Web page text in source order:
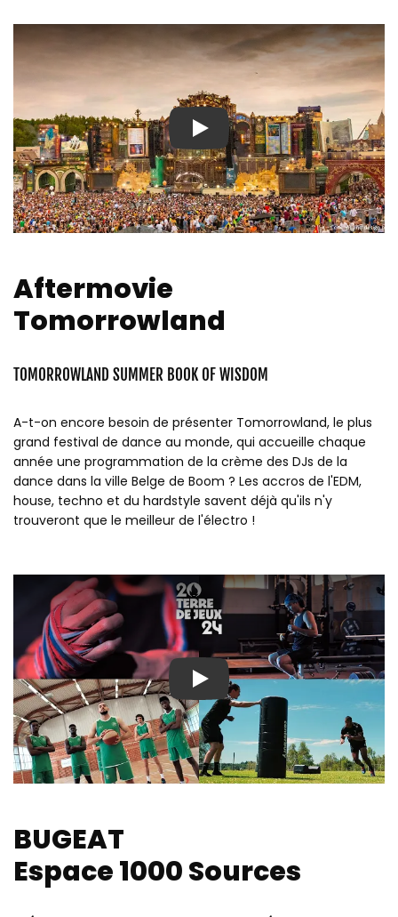
Play
Aftermovie
Tomorrowland
TOMORROWLAND SUMMER BOOK OF WISDOM
A-t-on encore besoin de présenter Tomorrowland, le plus
grand festival de dance au monde, qui accueille chaque
année une programmation de la crème des DJs de la
dance dans la ville Belge de Boom ? Les accros de l'EDM,
house, techno et du hardstyle savent déjà qu'ils n'y
trouveront que le meilleur de l'électro !
Play
BUGEAT
Espace 1000 Sources